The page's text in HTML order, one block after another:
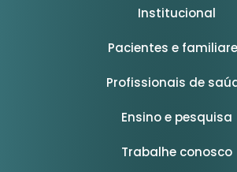
Institucional
Pacientes e
Profissionais de
Ensino e pesquisa
Trabalhe conosco